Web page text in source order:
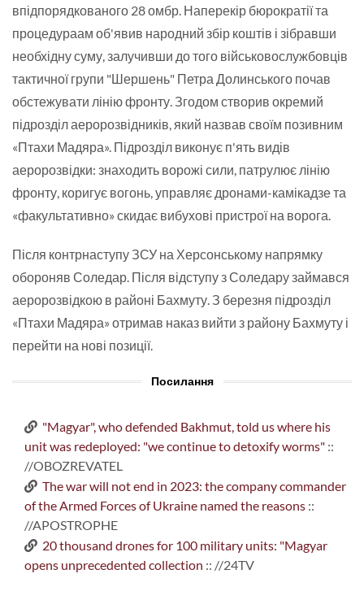
впідпорядкованого 28 омбр. Наперекір бюрократії та
процедураам об'явив народний збір коштів і зібравши
необхідну суму, залучивши до того військовослужбовців
тактичної групи "Шершень" Петра Долинського почав
обстежувати лінію фронту. Згодом створив окремий
підрозділ аеророзвідників, який назвав своїм позивним
«Птахи Мадяра». Підрозділ виконує п'ять видів
аеророзвідки: знаходить ворожі сили, патрулює лінію
фронту, коригує вогонь, управляє дронами-камікадзе та
«факультативно» скидає вибухові пристрої на ворога.
Після контрнаступу ЗСУ на Херсонському напрямку
обороняв Соледар. Після відступу з Соледару займався
аеророзвідкою в районі Бахмуту. З березня підрозділ
«Птахи Мадяра» отримав наказ вийти з району Бахмуту і
перейти на нові позиції.
Посилання
"Magyar", who defended Bakhmut, told us where his
unit was redeployed: "we continue to detoxify worms" ::
//OBOZREVATEL
The war will not end in 2023: the company commander
of the Armed Forces of Ukraine named the reasons ::
//APOSTROPHE
20 thousand drones for 100 military units: "Magyar
opens unprecedented collection :: //24TV